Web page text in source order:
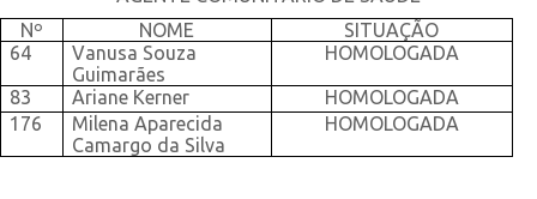
Nº
NOME
SITUAÇÃO
64
Vanusa Souza
Guimarães
HOMOLOGADA
83 Ariane Kerner
HOMOLOGADA
176
Milena Aparecida
Camargo da Silva
HOMOLOGADA